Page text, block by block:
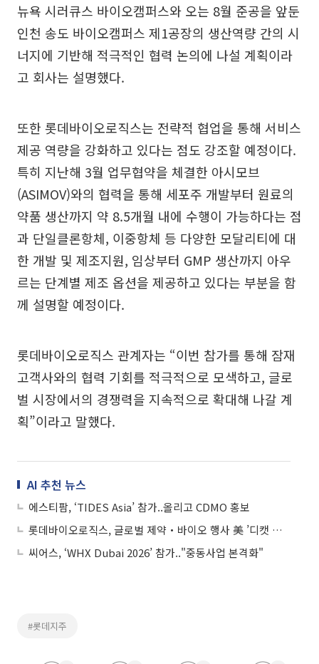
뉴욕 시러큐스 바이오캠퍼스와 오는 8월 준공을 앞둔
인천 송도 바이오캠퍼스 제1공장의 생산역량 간의 시
너지에 기반해 적극적인 협력 논의에 나설 계획이라
고 회사는 설명했다.
또한 롯데바이오로직스는 전략적 협업을 통해 서비스
제공 역량을 강화하고 있다는 점도 강조할 예정이다.
특히 지난해 3월 업무협약을 체결한 아시모브
(ASIMOV)와의 협력을 통해 세포주 개발부터 원료의
약품 생산까지 약 8.5개월 내에 수행이 가능하다는 점
과 단일클론항체, 이중항체 등 다양한 모달리티에 대
한 개발 및 제조지원, 임상부터 GMP 생산까지 아우
르는 단계별 제조 옵션을 제공하고 있다는 부분을 함
께 설명할 예정이다.
롯데바이오로직스 관계자는 “이번 참가를 통해 잠재
고객사와의 협력 기회를 적극적으로 모색하고, 글로
벌 시장에서의 경쟁력을 지속적으로 확대해 나갈 계
획”이라고 말했다.
AI 추천 뉴스
에스티팜, ‘TIDES Asia’ 참가..올리고 CDMO 홍보
롯데바이오로직스, 글로벌 제약‧바이오 행사 美 ’디캣 위크’ 참가
씨어스, ‘WHX Dubai 2026’ 참가.."중동사업 본격화"
#롯데지주